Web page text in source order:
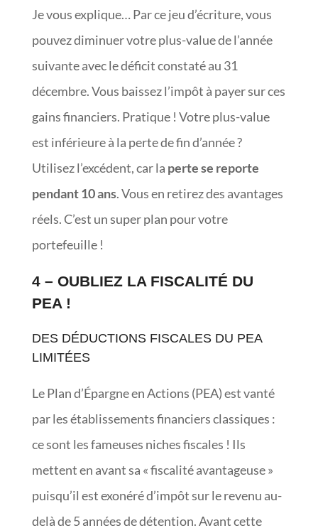
Je vous explique… Par ce jeu d’écriture, vous
pouvez diminuer votre plus-value de l’année
suivante avec le déficit constaté au 31
décembre. Vous baissez l’impôt à payer sur ces
gains financiers. Pratique ! Votre plus-value
est inférieure à la perte de fin d’année ?
Utilisez l’excédent, car la perte se reporte
pendant 10 ans. Vous en retirez des avantages
réels. C’est un super plan pour votre
portefeuille !
4 – OUBLIEZ LA FISCALITÉ DU
PEA !
DES DÉDUCTIONS FISCALES DU PEA
LIMITÉES
Le Plan d’Épargne en Actions (PEA) est vanté
par les établissements financiers classiques :
ce sont les fameuses niches fiscales ! Ils
mettent en avant sa « fiscalité avantageuse »
puisqu’il est exonéré d’impôt sur le revenu au-
delà de 5 années de détention. Avant cette